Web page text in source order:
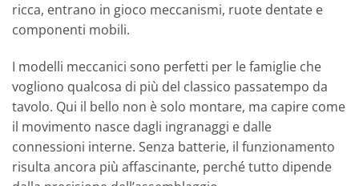
ricca, entrano in gioco meccanismi, ruote dentate e
componenti mobili.
I modelli meccanici sono perfetti per le famiglie che
vogliono qualcosa di più del classico passatempo da
tavolo. Qui il bello non è solo montare, ma capire come
il movimento nasce dagli ingranaggi e dalle
connessioni interne. Senza batterie, il funzionamento
risulta ancora più affascinante, perché tutto dipende